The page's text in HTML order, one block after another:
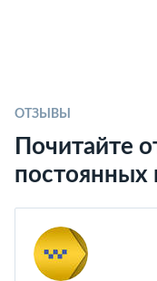
ОТЗЫВЫ
Почитайте
постоянных